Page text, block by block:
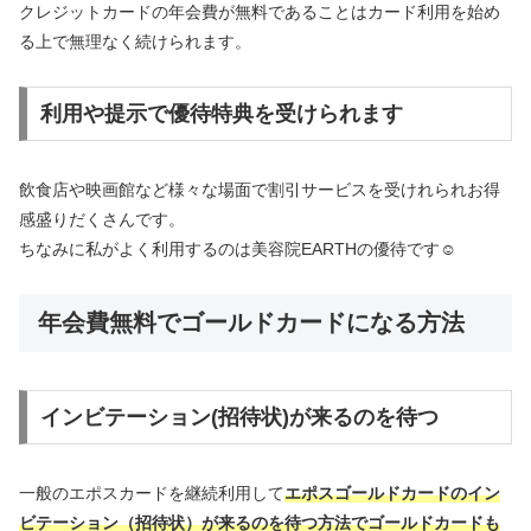
クレジットカードの年会費が無料であることはカード利用を始め
る上で無理なく続けられます。
利用や提示で優待特典を受けられます
飲食店や映画館など様々な場面で割引サービスを受けれられお得
感盛りだくさんです。
ちなみに私がよく利用するのは美容院EARTHの優待です☺
年会費無料でゴールドカードになる方法
インビテーション(招待状)が来るのを待つ
一般のエポスカードを継続利用してエポスゴールドカードのイン
ビテーション（招待状）が来るのを待つ方法でゴールドカードも